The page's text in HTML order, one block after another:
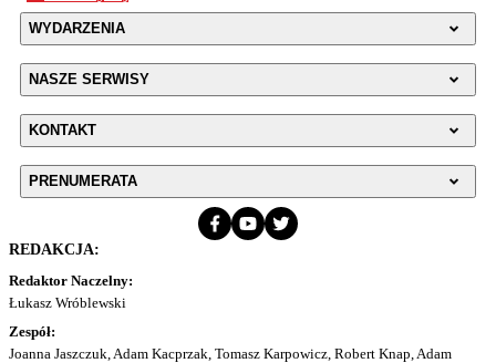
WYDARZENIA
NASZE SERWISY
KONTAKT
PRENUMERATA
REDAKCJA:
Redaktor Naczelny:
Łukasz Wróblewski
Zespół:
Joanna Jaszczuk, Adam Kacprzak, Tomasz Karpowicz, Robert Knap, Adam